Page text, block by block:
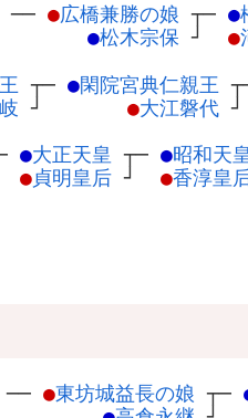
── ●広橋兼勝の娘 ┬
●松木宗保 ┘
─ ●
●
┬
┘
─ ●閑院宮典仁親王 ┬
●大江磐代 ┘
●大正天皇 ┬
●貞明皇后 ┘
─ ●昭和天
●香淳皇
── ●東坊城益長の娘 ┬─